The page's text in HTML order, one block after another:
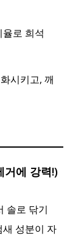
로 희석
시키고, 깨
거에 강력!)
솔로 닦기
새 성분이 자